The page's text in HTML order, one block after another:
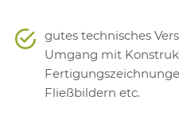
gutes technisches
Umgang mit
Fließbildern etc.